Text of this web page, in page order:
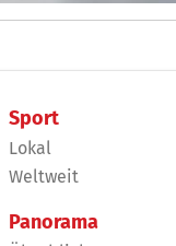
Sport
Lokal
Weltweit
Panorama